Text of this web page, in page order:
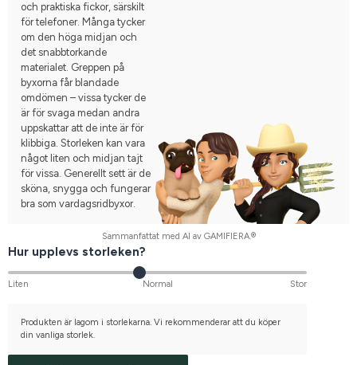
och praktiska fickor, särskilt
för telefoner. Många tycker
om den höga midjan och
det snabbtorkande
materialet. Greppen på
byxorna får blandade
omdömen – vissa tycker de
är för svaga medan andra
uppskattar att de inte är för
klibbiga. Storleken kan vara
något liten och midjan tajt
för vissa. Generellt sett är de
sköna, snygga och fungerar
bra som vardagsridbyxor.
Sammanfattat med AI av GAMIFIERA.®
Hur upplevs storleken?
Liten Normal Stor
Produkten är lagom i storlekarna. Vi rekommenderar att du köper
din vanliga storlek.